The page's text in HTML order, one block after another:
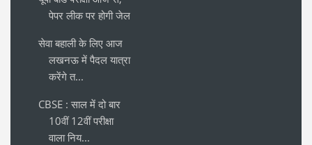
पेपर लीक पर होगी जेल
सेवा बहाली के लिए आज
लखनऊ में पैदल यात्रा
करेंगे त...
CBSE : साल में दो बार
10वीं 12वीं परीक्षा
वाला निय...